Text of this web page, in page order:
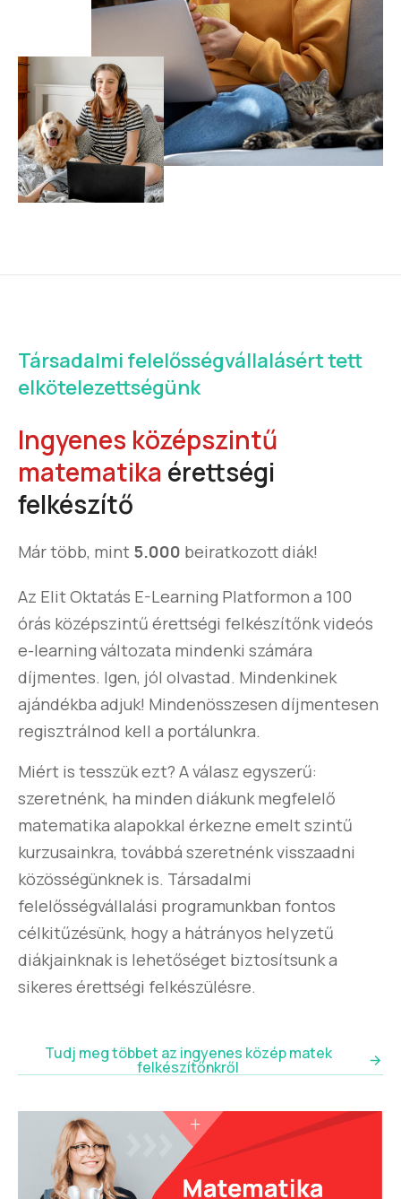
Társadalmi felelősségvállalásért tett
elkötelezettségünk
Ingyenes középszintű
matematika érettségi
felkészítő
Már több, mint 5.000 beiratkozott diák!
Az Elit Oktatás E-Learning Platformon a 100
órás középszintű érettségi felkészítőnk videós
e-learning változata mindenki számára
díjmentes. Igen, jól olvastad. Mindenkinek
ajándékba adjuk! Mindenösszesen díjmentesen
regisztrálnod kell a portálunkra.
Miért is tesszük ezt? A válasz egyszerű:
szeretnénk, ha minden diákunk megfelelő
matematika alapokkal érkezne emelt szintű
kurzusainkra, továbbá szeretnénk visszaadni
közösségünknek is. Társadalmi
felelősségvállalási programunkban fontos
célkitűzésünk, hogy a hátrányos helyzetű
diákjainknak is lehetőséget biztosítsunk a
sikeres érettségi felkészülésre.
Tudj meg többet az ingyenes közép matek
felkészítőnkről